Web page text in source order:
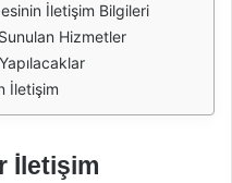
İletişim Bilgileri
Hizmetler
İletişim
İletişim